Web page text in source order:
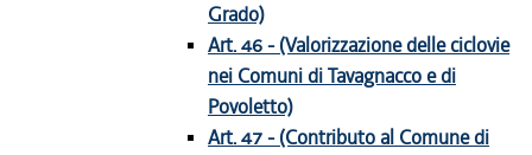
Grado)
Art. 46 - (Valorizzazione delle ciclovie
nei Comuni di Tavagnacco e di
Povoletto)
Art. 47 - (Contributo al Comune di